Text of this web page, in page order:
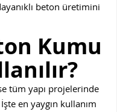
beton üretimini
Kumu
tüm yapı projelerinde
en yaygın kullanım